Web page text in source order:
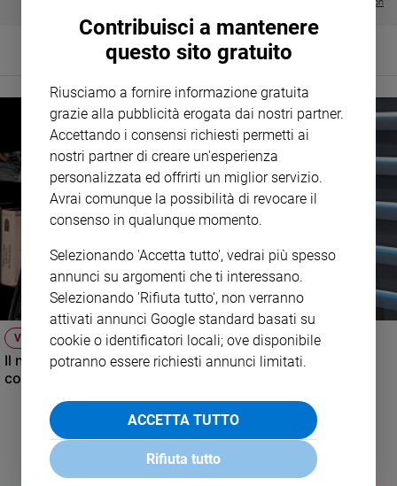
siamo
Contatti
Pubblicità
Registrati
Redazione
Social
Visualizza tutte le collection
VIDEO
Il nuovo numero di Famiglia Cristiana raccontato dal
condirettore.
Contribuisci a mantenere
questo sito gratuito
Riusciamo a fornire informazione gratuita
grazie alla pubblicità erogata dai nostri partner.
Accettando i consensi richiesti permetti ai
nostri partner di creare un'esperienza
personalizzata ed offrirti un miglior servizio.
Avrai comunque la possibilità di revocare il
consenso in qualunque momento.
Selezionando 'Accetta tutto', vedrai più spesso
annunci su argomenti che ti interessano.
Selezionando 'Rifiuta tutto', non verranno
attivati annunci Google standard basati su
cookie o identificatori locali; ove disponibile
potranno essere richiesti annunci limitati.
ACCETTA TUTTO
Rifiuta tutto